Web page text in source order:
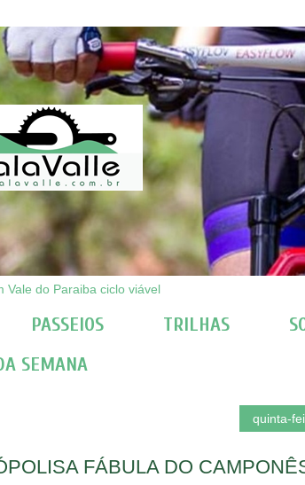
Vale do Paraiba ciclo viável
PASSEIOS TRILHAS
SEMANA
quinta-
FÁBULA DO